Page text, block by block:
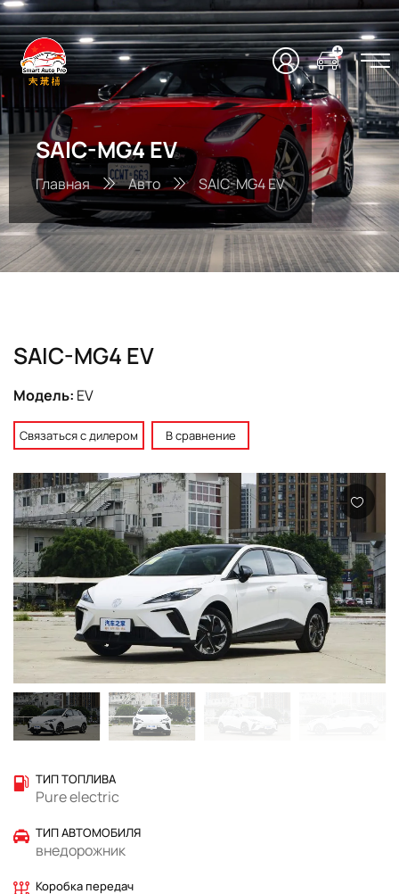
SAIC-MG4 EV
Главная Авто SAIC-MG4 EV
SAIC-MG4 EV
Модель: EV
Связаться с дилером В сравнение
ТИП ТОПЛИВА
Pure electric
ТИП АВТОМОБИЛЯ
внедорожник
Коробка передач